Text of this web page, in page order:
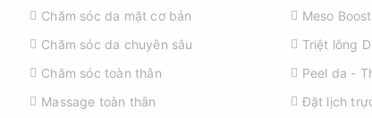
Chăm sóc da mặt cơ bản
Chăm sóc da chuyên sâu
Chăm sóc toàn thân
Massage toàn thân
Meso
Triệt lông
Peel da -
Đặt lịch